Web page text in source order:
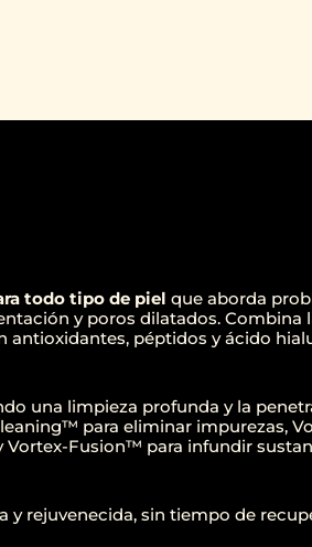
todo tipo de piel que aborda
y poros dilatados. Combina
péptidos y ácido
una limpieza profunda y la
para eliminar impurezas,
Vortex-Fusion™ para infundir
y rejuvenecida, sin tiempo de